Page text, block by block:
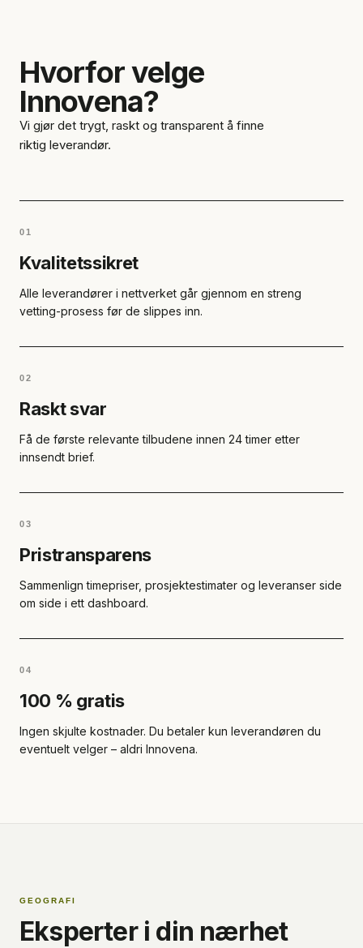
Hvorfor velge
Innovena?
Vi gjør det trygt, raskt og transparent å finne
riktig leverandør.
01
Kvalitetssikret
Alle leverandører i nettverket går gjennom en streng
vetting-prosess før de slippes inn.
02
Raskt svar
Få de første relevante tilbudene innen 24 timer etter
innsendt brief.
03
Pristransparens
Sammenlign timepriser, prosjektestimater og leveranser side
om side i ett dashboard.
04
100 % gratis
Ingen skjulte kostnader. Du betaler kun leverandøren du
eventuelt velger – aldri Innovena.
GEOGRAFI
Eksperter i din nærhet